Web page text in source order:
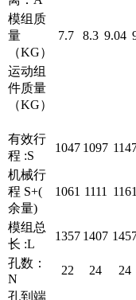
模组质
量
（KG）
7.7 8.3 9.04
运动组
件质量
（KG）
有效行
程 :S
1047 1097
机械行
程 S+(
余量)
1061 1111 1161
模组总
长 :L
1357 1407
孔数：
N
22 24 24
孔到端